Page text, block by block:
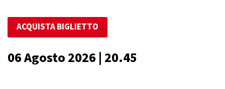
ACQUISTA BIGLIETTO
06 Agosto 2026 | 20.45